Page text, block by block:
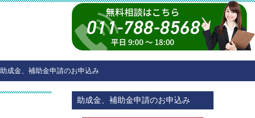
助成金、補助金申請のお申込み
助成金、補助金申請のお申込み